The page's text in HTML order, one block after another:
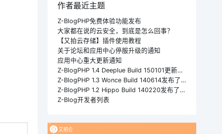
作者最近主题
Z-BlogPHP免费体验功能发布
大家都在说的云安全，到底是怎么回事？
【又拍云存储】插件使用教程
关于论坛和应用中心停服升级的通知
应用中心重大更新通知
Z-BlogPHP 1.4 Deeplue Build 150101更新版！！！
Z-BlogPHP 1.3 Wonce Build 140614发布了!!!
Z-BlogPHP 1.2 Hippo Build 140220发布了！(1.3 Beta2下载)
Z-Blog开发者列表